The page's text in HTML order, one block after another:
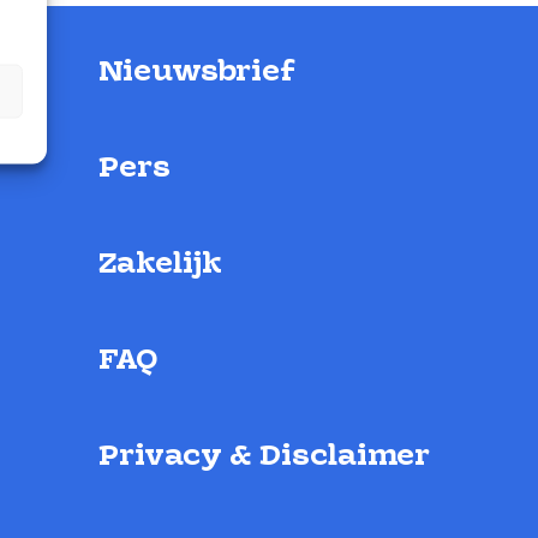
Nieuwsbrief
Pers
Zakelijk
FAQ
Privacy & Disclaimer